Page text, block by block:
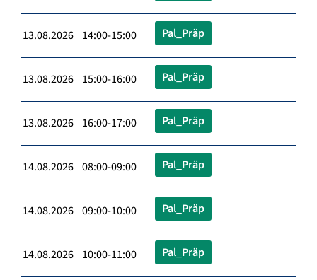
13.08.2026 14:00-15:00 Pal_Präp
13.08.2026 15:00-16:00 Pal_Präp
13.08.2026 16:00-17:00 Pal_Präp
14.08.2026 08:00-09:00 Pal_Präp
14.08.2026 09:00-10:00 Pal_Präp
14.08.2026 10:00-11:00 Pal_Präp